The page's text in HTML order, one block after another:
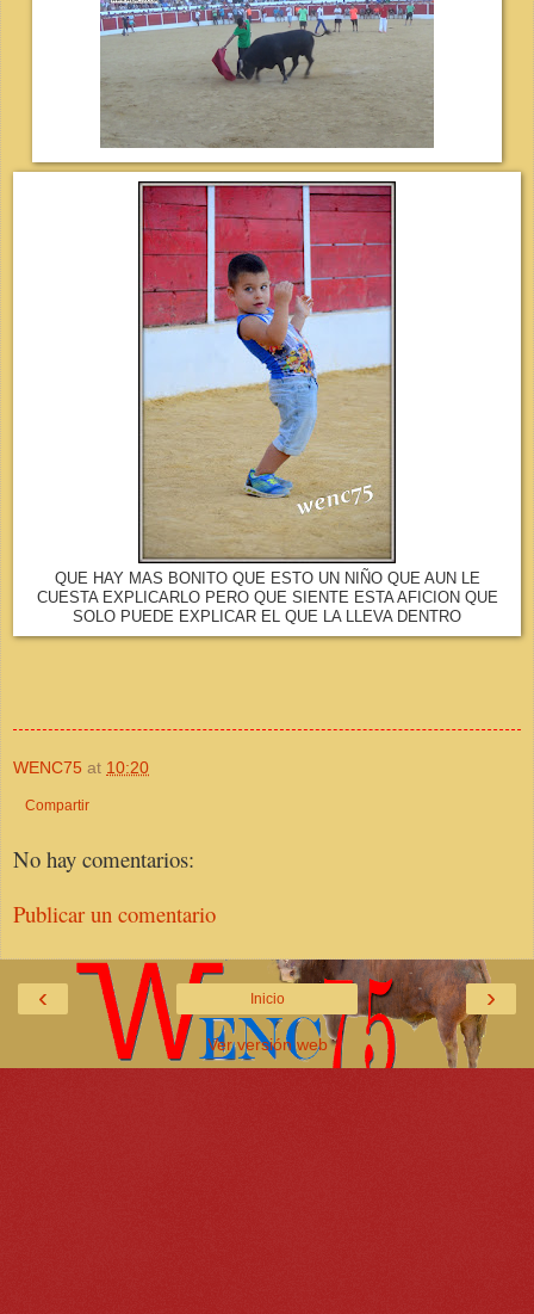
QUE HAY MAS BONITO QUE ESTO UN NIÑO QUE AUN LE
CUESTA EXPLICARLO PERO QUE SIENTE ESTA AFICION QUE
SOLO PUEDE EXPLICAR EL QUE LA LLEVA DENTRO
WENC75 at 10:20
Compartir
No hay comentarios:
Publicar un comentario
‹ ›
Inicio
Ver versión web